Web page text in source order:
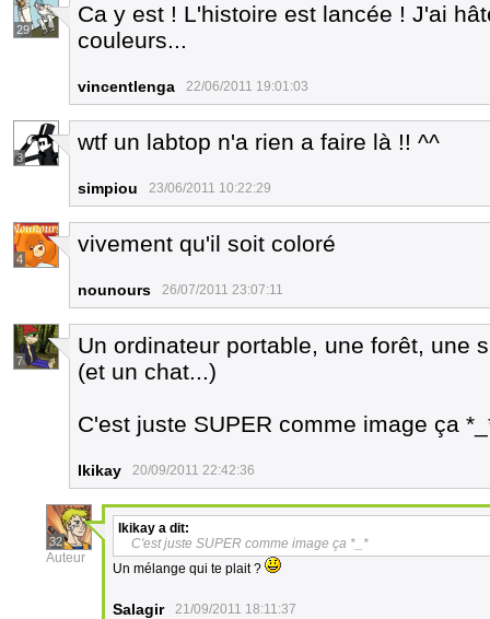
29
Ca y est ! L'histoire est lancée ! J'ai
couleurs...
vincentlenga 22/06/2011 19:01:03
3
wtf un labtop n'a rien a faire là !! ^^
simpiou 23/06/2011 10:22:29
4
vivement qu'il soit coloré
nounours 26/07/2011 23:07:11
7
Un ordinateur portable, une forêt, une
(et un chat...)
C'est juste SUPER comme image ça
Ikikay 20/09/2011 22:42:36
32
Auteur
Ikikay a dit:
C'est juste SUPER comme image ça *_*
Un mélange qui te plait ?
Salagir 21/09/2011 18:11:37